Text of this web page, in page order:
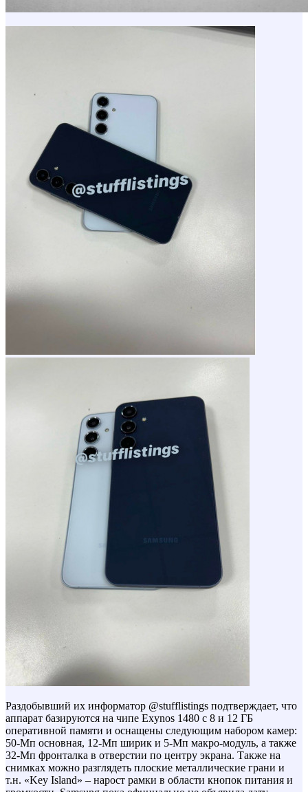
Раздобывший их информатор @stufflistings подтверждает, что
аппарат базируются на чипе Exynos 1480 с 8 и 12 ГБ
оперативной памяти и оснащены следующим набором камер:
50-Мп основная, 12-Мп ширик и 5-Мп макро-модуль, а также
32-Мп фронталка в отверстии по центру экрана. Также на
снимках можно разглядеть плоские металлические грани и
т.н. «Key Island» – нарост рамки в области кнопок питания и